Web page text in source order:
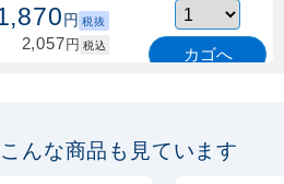
円 税抜
2,057円 税込 カゴへ
式 緑 (30537GRN)
んな商品も見ています